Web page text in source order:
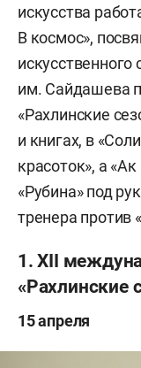
искусства
В космос»,
им. Сайдашева
«Рахлинские
и книгах, в
красоток», а
«Рубина» под
тренера против
1. XII
«Рахлинские
15 апреля